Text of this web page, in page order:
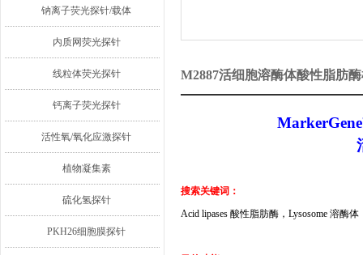
钠离子荧光探针/载体
内质网荧光探针
线粒体荧光探针
钙离子荧光探针
活性氧/氧化应激探针
植物凝集素
硫化氢探针
PKH26细胞膜探针
M2887活细胞溶酶体酸性脂肪
搜索关键词：
Acid lipases 酸性脂肪酶， Lysosome 溶酶体